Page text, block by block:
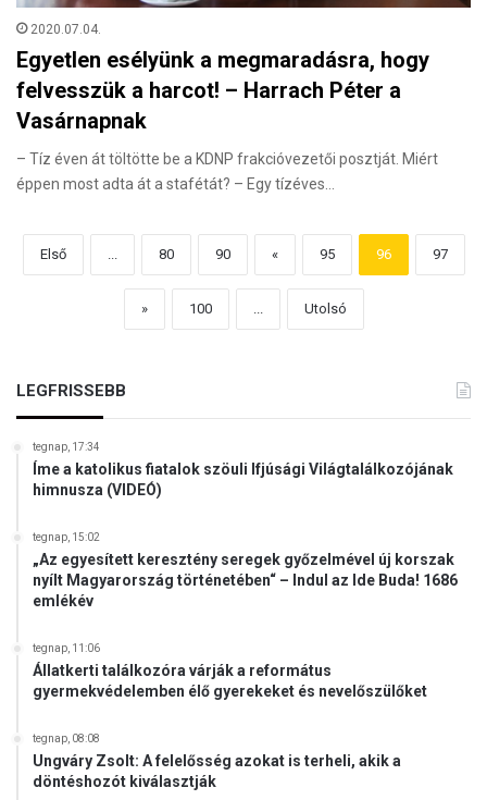
2020.07.04.
Egyetlen esélyünk a megmaradásra, hogy
felvesszük a harcot! – Harrach Péter a
Vasárnapnak
– Tíz éven át töltötte be a KDNP frakcióvezetői posztját. Miért
éppen most adta át a stafétát? – Egy tízéves…
Első ... 80 90 « 95 96 97
» 100 ... Utolsó
LEGFRISSEBB
tegnap, 17:34
Íme a katolikus fiatalok szöuli Ifjúsági Világtalálkozójának
himnusza (VIDEÓ)
tegnap, 15:02
„Az egyesített keresztény seregek győzelmével új korszak
nyílt Magyarország történetében“ – Indul az Ide Buda! 1686
emlékév
tegnap, 11:06
Állatkerti találkozóra várják a református
gyermekvédelemben élő gyerekeket és nevelőszülőket
tegnap, 08:08
Ungváry Zsolt: A felelősség azokat is terheli, akik a
döntéshozót kiválasztják